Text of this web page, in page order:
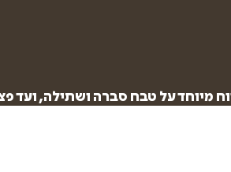
מיוחד על טבח סברה ושתילה,